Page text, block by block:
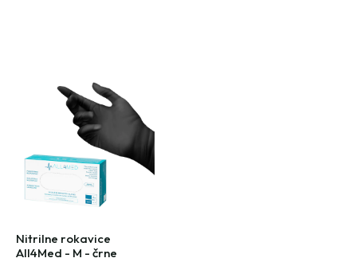
Nitrilne rokavice
All4Med - M - črne